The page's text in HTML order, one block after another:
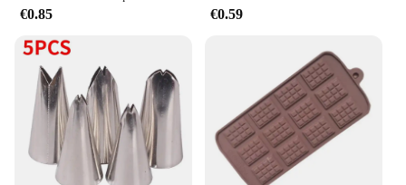
€0.85 €0.59